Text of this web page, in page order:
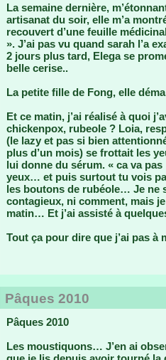
La semaine dernière,
artisanat du soir, elle m’a
recouvert d’une feuille
». J’ai pas vu quand sarah l’a
2 jours plus tard, Elega se
belle cerise..
La petite fille de Fong, elle
Et ce matin, j’ai réalisé à quoi
chickenpox, rubeole ? Loia,
(le lazy et pas si bien
plus d’un mois) se frottait les
lui donne du sérum. « ca va
yeux… et puis surtout tu vois
les boutons de rubéole… Je ne
contagieux, ni comment, mais
matin… Et j’ai assisté à
Tout ça pour dire que j’ai pas à
Pâques 2010
Pâques 2010
Les moustiquons… J’en ai